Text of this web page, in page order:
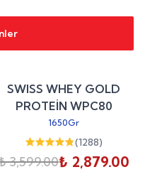
indirim
SWISS WHEY GOLD
PROTEİN WPC80
1650Gr
(1288)
3,599.00₺ 2,879.00